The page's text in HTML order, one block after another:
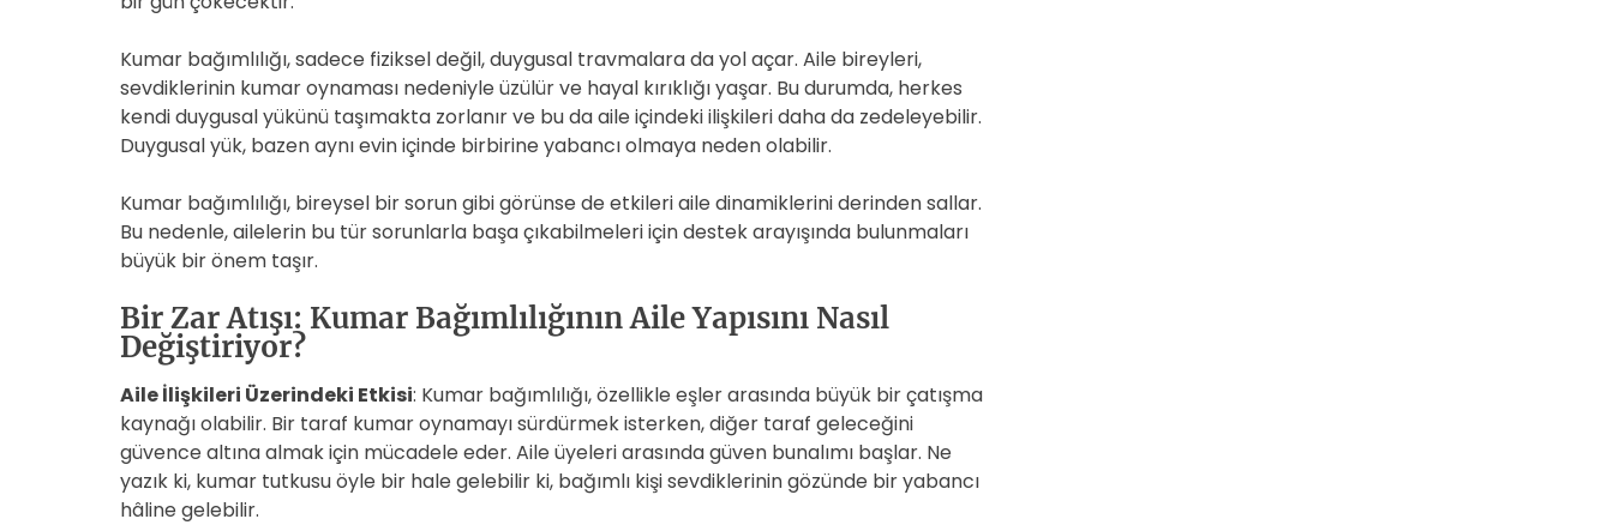
Kumar bağımlılığı, sadece fiziksel değil, duygusal travmalara da yol açar. Aile bireyleri,
sevdiklerinin kumar oynaması nedeniyle üzülür ve hayal kırıklığı yaşar. Bu durumda, herkes
kendi duygusal yükünü taşımakta zorlanır ve bu da aile içindeki ilişkileri daha da zedeleyebilir.
Duygusal yük, bazen aynı evin içinde birbirine yabancı olmaya neden olabilir.
Kumar bağımlılığı, bireysel bir sorun gibi görünse de etkileri aile dinamiklerini derinden sallar.
Bu nedenle, ailelerin bu tür sorunlarla başa çıkabilmeleri için destek arayışında bulunmaları
büyük bir önem taşır.
Bir Zar Atışı: Kumar Bağımlılığının Aile Yapısını Nasıl
Değiştiriyor?
Aile İlişkileri Üzerindeki Etkisi: Kumar bağımlılığı, özellikle eşler arasında büyük bir çatışma
kaynağı olabilir. Bir taraf kumar oynamayı sürdürmek isterken, diğer taraf geleceğini
güvence altına almak için mücadele eder. Aile üyeleri arasında güven bunalımı başlar. Ne
yazık ki, kumar tutkusu öyle bir hale gelebilir ki, bağımlı kişi sevdiklerinin gözünde bir yabancı
hâline gelebilir.